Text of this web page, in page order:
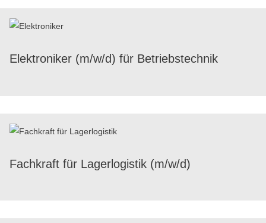
Elek­tro­ni­ker (m/​w/​d) für Betriebstechnik
Fach­kraft für Lager­lo­gis­tik (m/​w/​d)